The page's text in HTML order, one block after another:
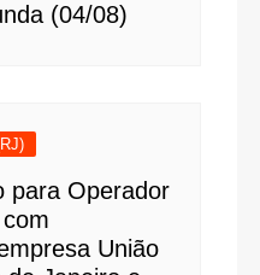
(04/08)
para Operador
União